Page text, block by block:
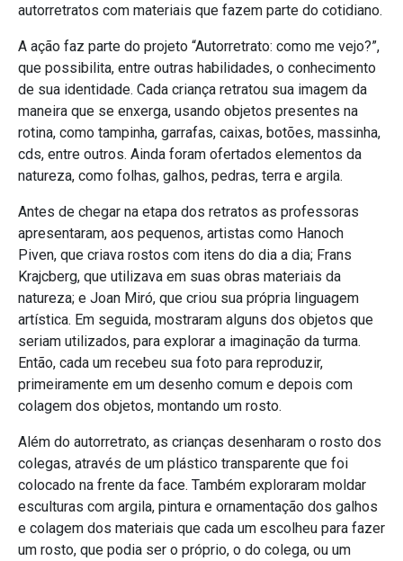
autorretratos com materiais que fazem parte do cotidiano.
A ação faz parte do projeto “Autorretrato: como me vejo?”,
que possibilita, entre outras habilidades, o conhecimento
de sua identidade. Cada criança retratou sua imagem da
maneira que se enxerga, usando objetos presentes na
rotina, como tampinha, garrafas, caixas, botões, massinha,
cds, entre outros. Ainda foram ofertados elementos da
natureza, como folhas, galhos, pedras, terra e argila.
Antes de chegar na etapa dos retratos as professoras
apresentaram, aos pequenos, artistas como Hanoch
Piven, que criava rostos com itens do dia a dia; Frans
Krajcberg, que utilizava em suas obras materiais da
natureza; e Joan Miró, que criou sua própria linguagem
artística. Em seguida, mostraram alguns dos objetos que
seriam utilizados, para explorar a imaginação da turma.
Então, cada um recebeu sua foto para reproduzir,
primeiramente em um desenho comum e depois com
colagem dos objetos, montando um rosto.
Além do autorretrato, as crianças desenharam o rosto dos
colegas, através de um plástico transparente que foi
colocado na frente da face. Também exploraram moldar
esculturas com argila, pintura e ornamentação dos galhos
e colagem dos materiais que cada um escolheu para fazer
um rosto, que podia ser o próprio, o do colega, ou um